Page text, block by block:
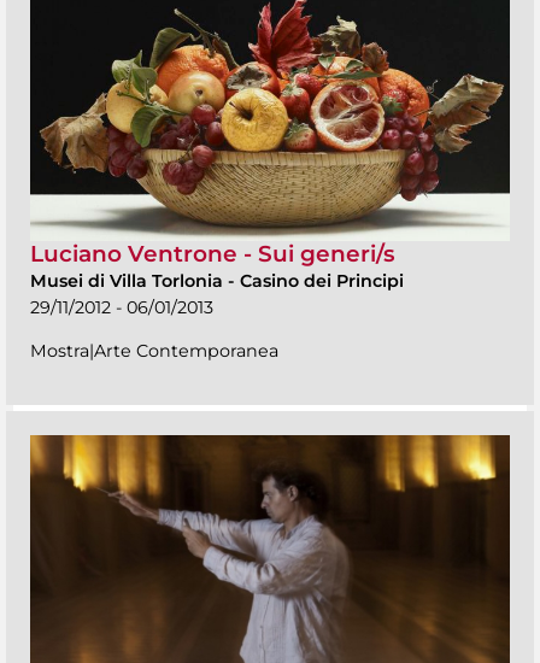
Luciano Ventrone - Sui generi/s
Musei di Villa Torlonia - Casino dei Principi
29/11/2012 - 06/01/2013
Mostra|Arte Contemporanea